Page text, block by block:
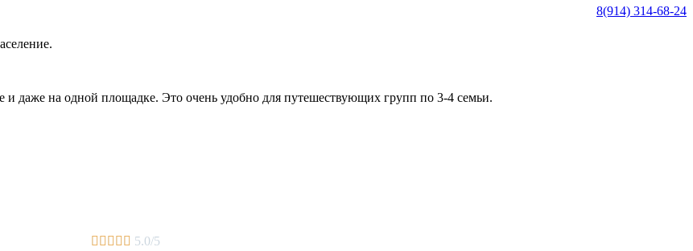
8(914) 314-68-24
даже на одной площадке. Это очень удобно для путешествующих групп по 3-4 семьи.
     5.0/5